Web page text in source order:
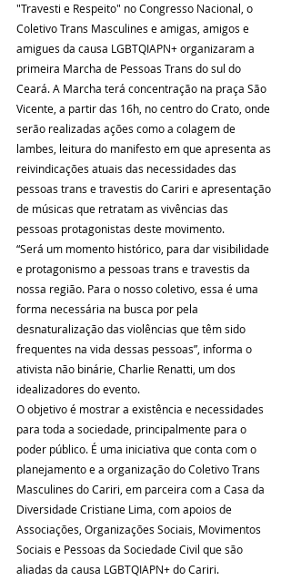
"Travesti e Respeito" no Congresso Nacional, o
Coletivo Trans Masculines e amigas, amigos e
amigues da causa LGBTQIAPN+ organizaram a
primeira Marcha de Pessoas Trans do sul do
Ceará. A Marcha terá concentração na praça São
Vicente, a partir das 16h, no centro do Crato, onde
serão realizadas ações como a colagem de
lambes, leitura do manifesto em que apresenta as
reivindicações atuais das necessidades das
pessoas trans e travestis do Cariri e apresentação
de músicas que retratam as vivências das
pessoas protagonistas deste movimento.
“Será um momento histórico, para dar visibilidade
e protagonismo a pessoas trans e travestis da
nossa região. Para o nosso coletivo, essa é uma
forma necessária na busca por pela
desnaturalização das violências que têm sido
frequentes na vida dessas pessoas”, informa o
ativista não binárie, Charlie Renatti, um dos
idealizadores do evento.
O objetivo é mostrar a existência e necessidades
para toda a sociedade, principalmente para o
poder público. É uma iniciativa que conta com o
planejamento e a organização do Coletivo Trans
Masculines do Cariri, em parceira com a Casa da
Diversidade Cristiane Lima, com apoios de
Associações, Organizações Sociais, Movimentos
Sociais e Pessoas da Sociedade Civil que são
aliadas da causa LGBTQIAPN+ do Cariri.